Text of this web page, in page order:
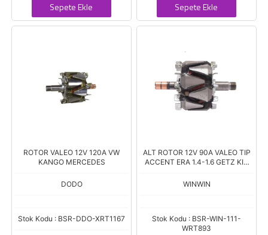
Sepete Ekle Sepete Ekle
ROTOR VALEO 12V 120A VW
KANGO MERCEDES
DODO
Stok Kodu : BSR-DDO-XRT1167
ALT ROTOR 12V 90A VALEO TIP
ACCENT ERA 1.4-1.6 GETZ KIA
Boy.148 Çap.91.4
WINWIN
Stok Kodu : BSR-WIN-111-
WRT893